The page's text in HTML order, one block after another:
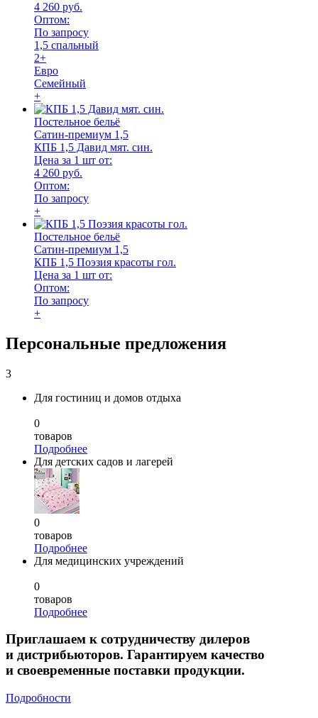
4 260 руб.
Оптом:
По запросу
1,5 спальный
2+
Евро
Семейный
+
Постельное бельё
Сатин-премиум 1,5
КПБ 1,5 Давид мят. син.
Цена за 1 шт от:
4 260 руб.
Оптом:
По запросу
+
Постельное бельё
Сатин-премиум 1,5
КПБ 1,5 Поэзия красоты гол.
Цена за 1 шт от:
Оптом:
По запросу
+
Персональные предложения
3
Для гостиниц и домов отдыха
0
товаров
Подробнее
Для детских садов и лагерей
0
товаров
Подробнее
Для медицинских учреждений
0
товаров
Подробнее
Приглашаем к сотрудничеству дилеров
и дистрибьюторов. Гарантируем качество
и своевременные поставки продукции.
Подробности